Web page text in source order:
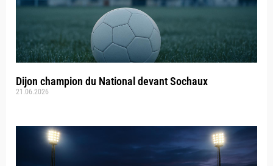
Dijon champion du National devant Sochaux
21.06.2026